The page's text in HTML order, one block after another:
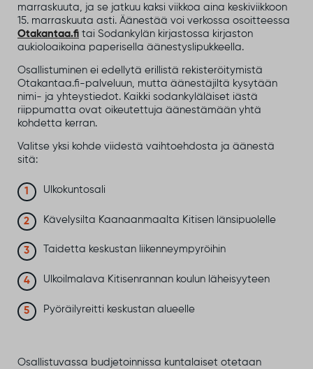
marraskuuta, ja se jatkuu kaksi viikkoa aina keskiviikkoon
15. marraskuuta asti. Äänestää voi verkossa osoitteessa
Otakantaa.fi tai Sodankylän kirjastossa kirjaston
aukioloaikoina paperisella äänestyslipukkeella.
Osallistuminen ei edellytä erillistä rekisteröitymistä
Otakantaa.fi-palveluun, mutta äänestäjiltä kysytään
nimi- ja yhteystiedot. Kaikki sodankyläläiset iästä
riippumatta ovat oikeutettuja äänestämään yhtä
kohdetta kerran.
Valitse yksi kohde viidestä vaihtoehdosta ja äänestä
sitä:
Ulkokuntosali
Kävelysilta Kaanaanmaalta Kitisen länsipuolelle
Taidetta keskustan liikenneympyröihin
Ulkoilmalava Kitisenrannan koulun läheisyyteen
Pyöräilyreitti keskustan alueelle
Osallistuvassa budjetoinnissa kuntalaiset otetaan